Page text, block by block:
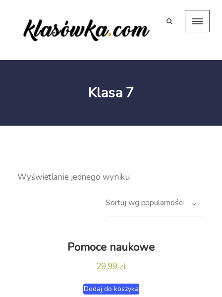
Klasa 7
Wyświetlanie jednego wyniku
Sortuj wg popularności
Pomoce naukowe
29,99 zł
Dodaj do koszyka